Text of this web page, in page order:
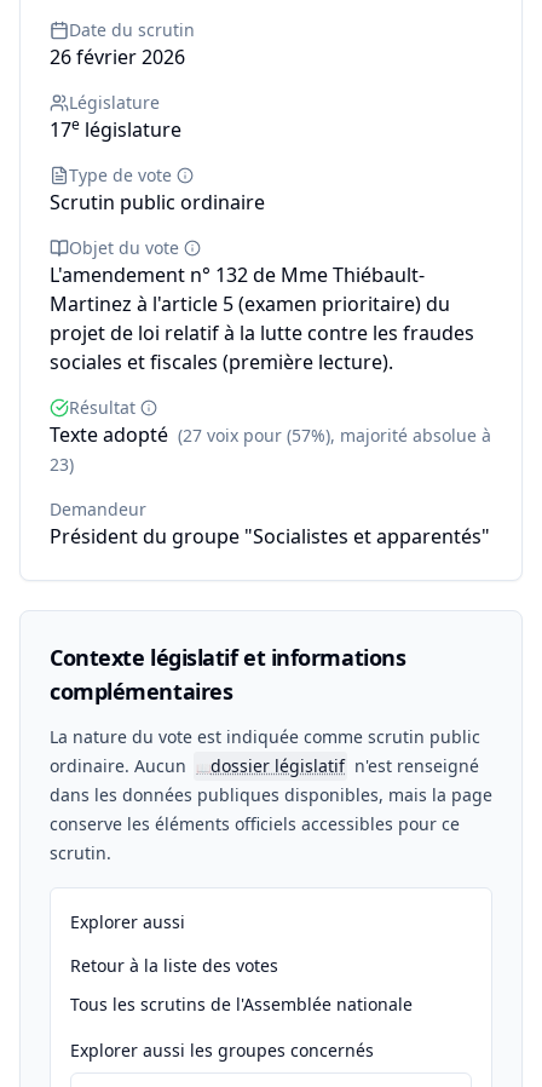
Date du scrutin
26 février 2026
Législature
17e législature
Type de vote
Scrutin public ordinaire
Objet du vote
L'amendement n° 132 de Mme Thiébault-
Martinez à l'article 5 (examen prioritaire) du
projet de loi relatif à la lutte contre les fraudes
sociales et fiscales (première lecture).
Résultat
Texte adopté (27 voix pour (57%), majorité absolue à
23)
Demandeur
Président du groupe "Socialistes et apparentés"
Contexte législatif et informations
complémentaires
La nature du vote est indiquée comme scrutin public
ordinaire. Aucun
📖dossier législatif n'est renseigné
dans les données publiques disponibles, mais la page
conserve les éléments officiels accessibles pour ce
scrutin.
Explorer aussi
Retour à la liste des votes
Tous les scrutins de l'Assemblée nationale
Explorer aussi les groupes concernés